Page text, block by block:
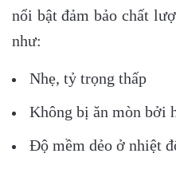
nổi bật đảm bảo chất
như:
Nhẹ, tỷ trọng thấp
Không bị ăn mòn bởi
Độ mềm dẻo ở nhiệt